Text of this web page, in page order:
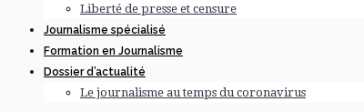
Liberté de presse et censure
Journalisme spécialisé
Formation en Journalisme
Dossier d’actualité
Le journalisme au temps du coronavirus